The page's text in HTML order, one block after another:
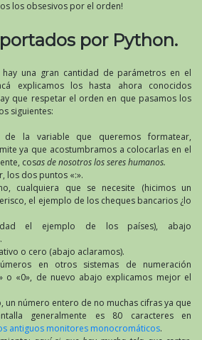
los obsesivos por el orden!
por Python.
una gran cantidad de parámetros en el
explicamos los hasta ahora conocidos
que respetar el orden en que pasamos los
siguientes:
la variable que queremos formatear,
ya que acostumbramos a colocarlas en el
cosas de nosotros los seres humanos.
los dos puntos «:».
cualquiera que se necesite (hicimos un
el ejemplo de los cheques bancarios ¿lo
el ejemplo de los países), abajo
o cero (abajo aclaramos).
en otros sistemas de numeración
o «0», de nuevo abajo explicamos mejor el
un número entero de no muchas cifras ya que
generalmente es 80 caracteres en
antiguos monitores monocromáticos.